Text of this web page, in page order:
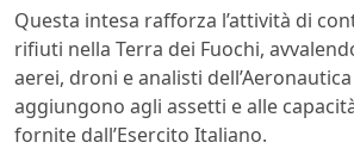
Questa intesa rafforza l’attività di
rifiuti nella Terra dei Fuochi,
aerei, droni e analisti
aggiungono agli assetti e alle
fornite dall’Esercito Italiano.